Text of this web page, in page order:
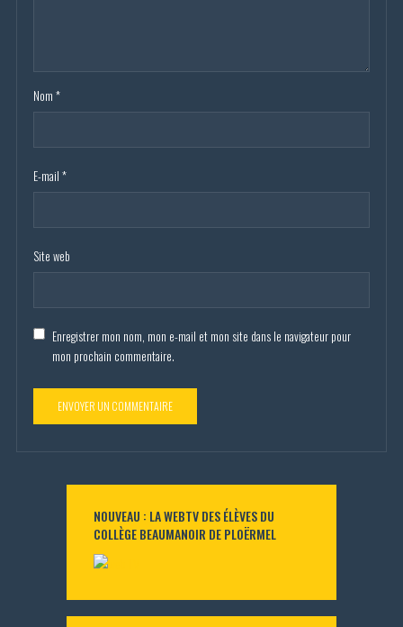
Nom *
E-mail *
Site web
Enregistrer mon nom, mon e-mail et mon site dans le navigateur pour
mon prochain commentaire.
NOUVEAU : LA WEBTV DES ÉLÈVES DU
COLLÈGE BEAUMANOIR DE PLOËRMEL